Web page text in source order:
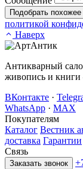
Подобрать похожее
политикой
Наверх
Антикварный
живопись и
ВКонтакте ·
WhatsApp · MAX
Покупателям
Каталог Вестник
доставка Гарантии
Связь
Заказать звонок